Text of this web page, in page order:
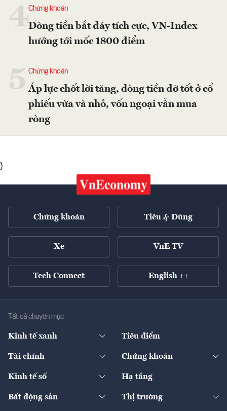
4Chứng khoán
Dòng tiền bắt đáy tích cực, VN-Index
hướng tới mốc 1800 điểm
Chứng khoán
Áp lực chốt lời tăng, dòng tiền đỡ tốt ở cổ
phiếu vừa và nhỏ, vốn ngoại vẫn mua
ròng
}
Chứng khoán Tiêu & Dùng
Xe VnE TV
Tech Connect English ++
Tất cả chuyên mục
Kinh tế xanh
Diễn đàn
Tiêu điểm
Tài chính
Ngân hàng
Chứng khoán
Doanh nghiệp niêm yết
Kinh tế số
Sản phẩm - Thị trường
Hạ tầng
Bất động sản Thị trường